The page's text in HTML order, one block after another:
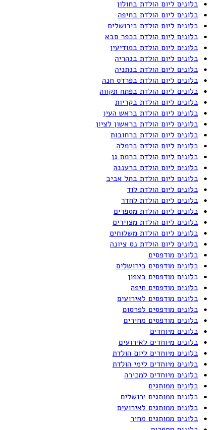
בלונים ליום הולדת בחולון
בלונים ליום הולדת בחיפה
בלונים ליום הולדת בירושלים
בלונים ליום הולדת בכפר סבא
בלונים ליום הולדת במודיעין
בלונים ליום הולדת בנהריה
בלונים ליום הולדת בנתניה
בלונים ליום הולדת בפרדס חנה
בלונים ליום הולדת בפתח תקווה
בלונים ליום הולדת בקריות
בלונים ליום הולדת בראש העין
בלונים ליום הולדת בראשון לציון
בלונים ליום הולדת ברחובות
בלונים ליום הולדת ברמלה
בלונים ליום הולדת ברמת גן
בלונים ליום הולדת ברעננה
בלונים ליום הולדת בתל אביב
בלונים ליום הולדת לוד
בלונים ליום הולדת לחדר
בלונים ליום הולדת מספרים
בלונים ליום הולדת מצוירים
בלונים ליום הולדת משלוחים
בלונים ליום הולדת נס ציונה
בלונים מודפסים
בלונים מודפסים בירושלים
בלונים מודפסים בצפון
בלונים מודפסים חיפה
בלונים מודפסים לאירועים
בלונים מודפסים לפרסום
בלונים מודפסים מחירים
בלונים מיוחדים
בלונים מיוחדים לאירועים
בלונים מיוחדים ליום הולדת
בלונים מיוחדים לימי הולדת
בלונים מיוחדים למכירה
בלונים ממותגים
בלונים ממותגים ירושלים
בלונים ממותגים לאירועים
בלונים ממותגים מחיר